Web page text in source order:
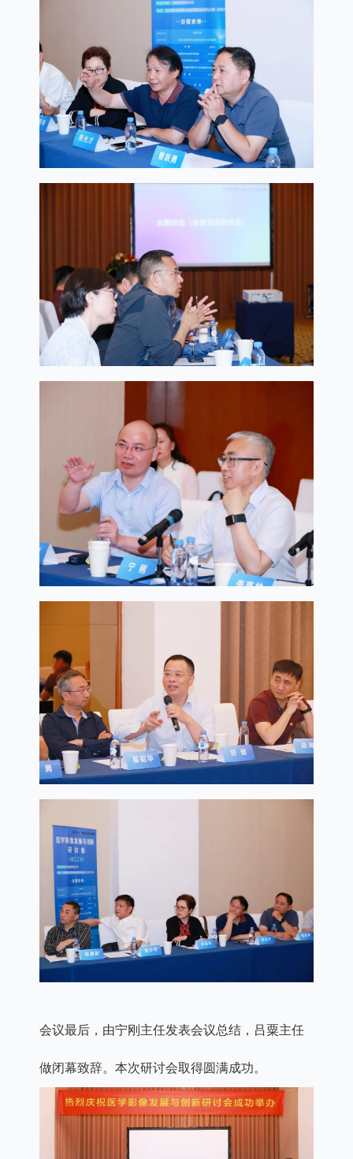
会议最后，由宁刚主任发表会议总结，吕粟主任
做闭幕致辞。本次研讨会取得圆满成功。